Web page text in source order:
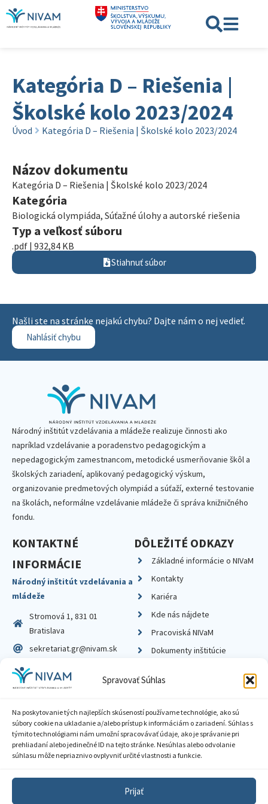
Spravovať Súhlas
Na poskytovanie tých najlepších skúseností používame technológie, ako sú
súbory cookie na ukladanie a/alebo prístup k informáciám o zariadení. Súhlas s
týmito technológiami nám umožní spracovávať údaje, ako je správanie pri
prehliadaní alebo jedinečné ID na tejto stránke. Nesúhlas alebo odvolanie
súhlasu môže nepriaznivo ovplyvniť určité vlastnosti a funkcie.
Prijať
Kategória D – Riešenia |
Školské kolo 2023/2024
Úvod Kategória D – Riešenia | Školské kolo 2023/2024
Názov dokumentu
Kategória D – Riešenia | Školské kolo 2023/2024
Kategória
Biologická olympiáda, Súťažné úlohy a autorské riešenia
Typ a veľkosť súboru
.pdf | 932,84 KB
Stiahnuť súbor
Našli ste na stránke nejakú chybu? Dajte nám o nej vedieť.
Nahlásiť chybu
Národný inštitút vzdelávania a mládeže realizuje činnosti ako
napríklad vzdelávanie a poradenstvo pedagogickým a
nepedagogickým zamestnancom, metodické usmerňovanie škôl a
školských zariadení, aplikovaný pedagogický výskum,
organizovanie predmetových olympiád a súťaží, externé testovanie
na školách, neformálne vzdelávanie mládeže či správa knižničného
fondu.
KONTAKTNÉ
INFORMÁCIE
Národný inštitút vzdelávania a
mládeže
Stromová 1, 831 01
Bratislava
sekretariat.gr@nivam.sk
IČO: 00164348
DIČ: 2020798714
DÔLEŽITÉ ODKAZY
Základné informácie o NIVaM
Kontakty
Kariéra
Kde nás nájdete
Pracoviská NIVaM
Dokumenty inštitúcie
Zásady ochrany súkromia
Sprístupnenie informácií